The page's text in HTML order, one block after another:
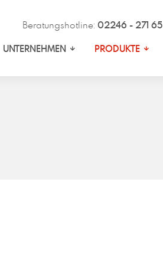
Beratungshotline:02246 - 271 65
UNTERNEHMEN PRODUKTE